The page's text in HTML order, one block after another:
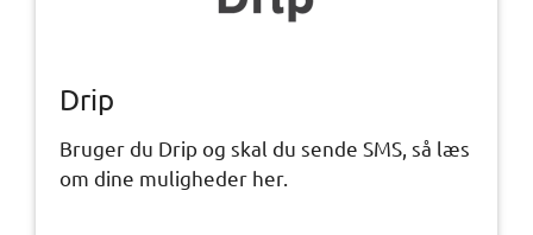
Drip
Bruger du Drip og skal du sende SMS, så læs
om dine muligheder her.